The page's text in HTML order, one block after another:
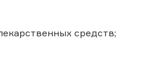
средств;